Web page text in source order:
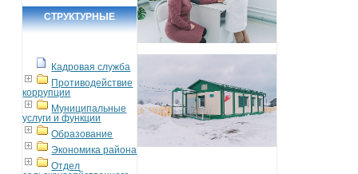
СТРУКТУРНЫЕ
Кадровая служба
Противодействие
коррупции
Муниципальные
услуги и функции
Образование
Экономика района
Отдел